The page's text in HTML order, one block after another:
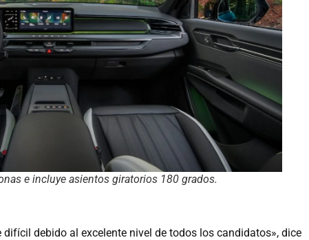
e incluye asientos giratorios 180 grados.
debido al excelente nivel de todos los candidatos», dice